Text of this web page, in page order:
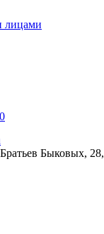
лицами
0
Братьев Быковых,